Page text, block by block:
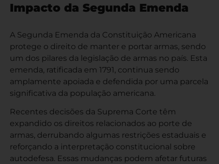
Impacto da Segunda Emenda
A Segunda Emenda da Constituição Americana
protege o direito de manter e portar armas, sendo
um dos pilares da legislação de armas no país. Esta
emenda, ratificada em 1791, continua sendo
amplamente apoiada e defendida por uma parcela
significativa da população americana.
Recentes decisões da Suprema Corte têm
expandido os direitos relacionados ao porte de
armas, derrubando algumas restrições estaduais e
reforçando a interpretação constitucional sobre
autodefesa. Essas mudanças podem afetar futuras